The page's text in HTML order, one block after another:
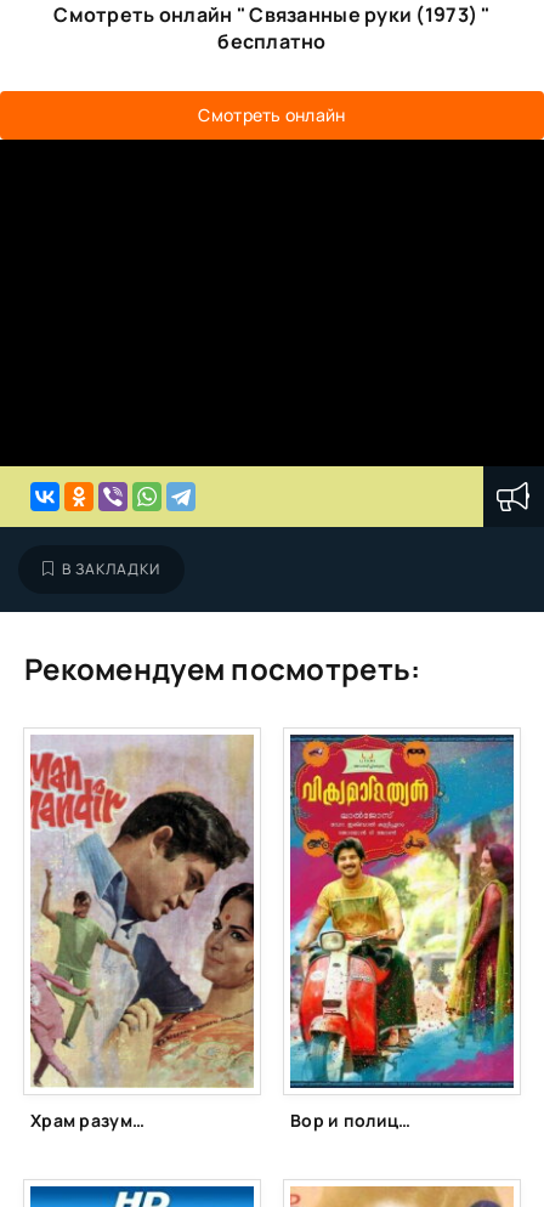
Смотреть онлайн " Связанные руки (1973) "
бесплатно
Смотреть онлайн
В ЗАКЛАДКИ
Рекомендуем посмотреть:
Храм разума (1971) Вор и полицейский (2014)